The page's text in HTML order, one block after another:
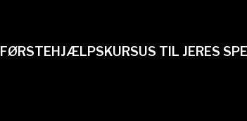
FØRSTEHJÆLPSKURSUS TIL JERES